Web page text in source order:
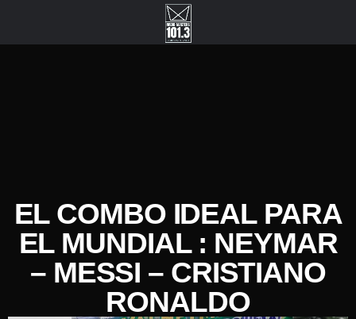
EL COMBO IDEAL PARA
EL MUNDIAL : NEYMAR
– MESSI – CRISTIANO
RONALDO